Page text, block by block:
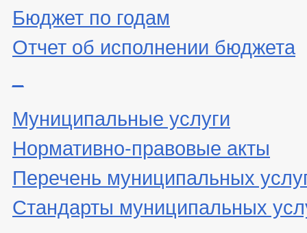
Бюджет по годам
Отчет об исполнении бюджета
Муниципальные услуги
Нормативно-правовые акты
Перечень муниципальных
Стандарты муниципальных